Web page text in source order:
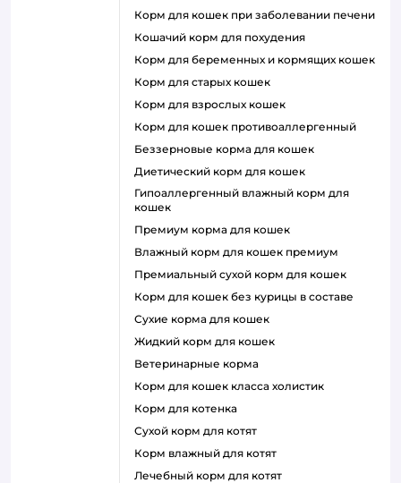
корм для кошек при заболевании печени
кошачий корм для похудения
корм для беременных и кормящих кошек
корм для старых кошек
корм для взрослых кошек
корм для кошек противоаллергенный
беззерновые корма для кошек
диетический корм для кошек
гипоаллергенный влажный корм для
кошек
премиум корма для кошек
влажный корм для кошек премиум
премиальный сухой корм для кошек
корм для кошек без курицы в составе
сухие корма для кошек
жидкий корм для кошек
ветеринарные корма
корм для кошек класса холистик
корм для котенка
сухой корм для котят
корм влажный для котят
лечебный корм для котят